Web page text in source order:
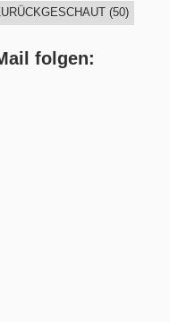
(50)
folgen: